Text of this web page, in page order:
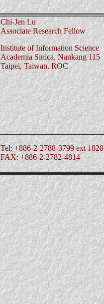
Chi-Jen Lu
Associate Research Fellow
Institute of Information Science
Academia Sinica, Nankang 115
Taipei, Taiwan, ROC
Tel: +886-2-2788-3799 ext 1820
FAX: +886-2-2782-4814